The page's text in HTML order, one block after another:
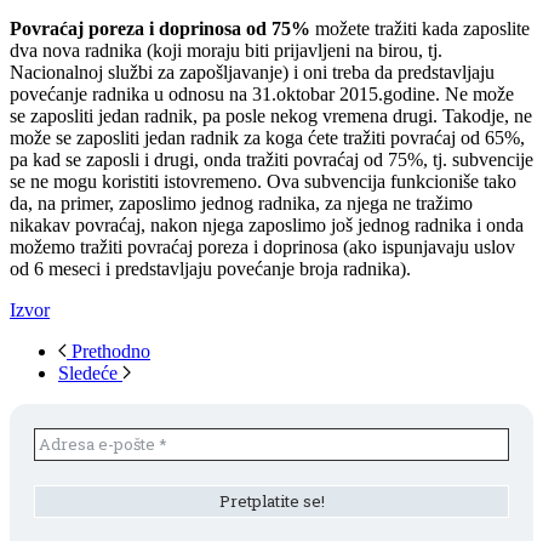
Povraćaj poreza i doprinosa od 75% možete tražiti kada zaposlite
dva nova radnika (koji moraju biti prijavljeni na birou, tj.
Nacionalnoj službi za zapošljavanje) i oni treba da predstavljaju
povećanje radnika u odnosu na 31.oktobar 2015.godine. Ne može
se zaposliti jedan radnik, pa posle nekog vremena drugi. Takodje, ne
može se zaposliti jedan radnik za koga ćete tražiti povraćaj od 65%,
pa kad se zaposli i drugi, onda tražiti povraćaj od 75%, tj. subvencije
se ne mogu koristiti istovremeno. Ova subvencija funkcioniše tako
da, na primer, zaposlimo jednog radnika, za njega ne tražimo
nikakav povraćaj, nakon njega zaposlimo još jednog radnika i onda
možemo tražiti povraćaj poreza i doprinosa (ako ispunjavaju uslov
od 6 meseci i predstavljaju povećanje broja radnika).
Izvor
Prethodno
Sledeće